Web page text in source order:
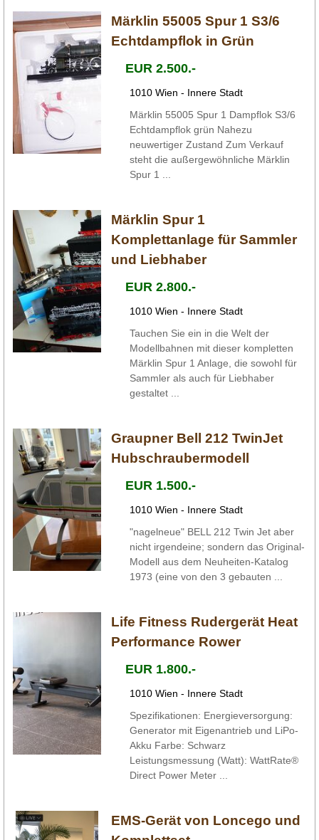
Märklin 55005 Spur 1 S3/6
Echtdampflok in Grün
EUR 2.500.-
1010 Wien - Innere Stadt
Märklin 55005 Spur 1 Dampflok S3/6
Echtdampflok grün Nahezu
neuwertiger Zustand Zum Verkauf
steht die außergewöhnliche Märklin
Spur 1 ...
Märklin Spur 1
Komplettanlage für Sammler
und Liebhaber
EUR 2.800.-
1010 Wien - Innere Stadt
Tauchen Sie ein in die Welt der
Modellbahnen mit dieser kompletten
Märklin Spur 1 Anlage, die sowohl für
Sammler als auch für Liebhaber
gestaltet ...
Graupner Bell 212 TwinJet
Hubschraubermodell
EUR 1.500.-
1010 Wien - Innere Stadt
"nagelneue" BELL 212 Twin Jet aber
nicht irgendeine; sondern das Original-
Modell aus dem Neuheiten-Katalog
1973 (eine von den 3 gebauten ...
Life Fitness Rudergerät Heat
Performance Rower
EUR 1.800.-
1010 Wien - Innere Stadt
Spezifikationen: Energieversorgung:
Generator mit Eigenantrieb und LiPo-
Akku Farbe: Schwarz
Leistungsmessung (Watt): WattRate®
Direct Power Meter ...
EMS-Gerät von Loncego und